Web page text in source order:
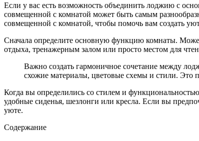
Если у вас есть возможность объединить лоджию с
совмещенной с комнатой может быть самым
совмещенной с комнатой, чтобы помочь вам создать
Сначала определите основную функцию комнаты.
отдыха, тренажерным залом или просто местом для
Важно создать гармоничное сочетание между
схожие материалы, цветовые схемы и стили. Это
Когда вы определились со стилем и
удобные сиденья, шезлонги или кресла. Если вы
уюте.
Содержание